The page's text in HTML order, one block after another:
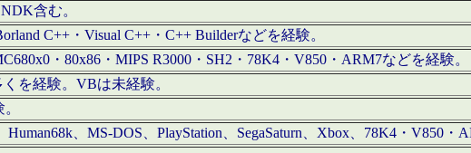
含む。
C++・Visual C++・C++ Builderなどを経験。
・80x86・MIPS R3000・SH2・78K4・V850・ARM7などを経験。
を経験。VBは未経験。
Human68k、MS-DOS、PlayStation、SegaSaturn、Xbox、78K4・V850・